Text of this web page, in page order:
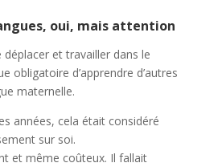
oui, mais attention
déplacer et travailler dans le
obligatoire d’apprendre d’autres
maternelle.
années, cela était considéré
sur soi.
et même coûteux. Il fallait